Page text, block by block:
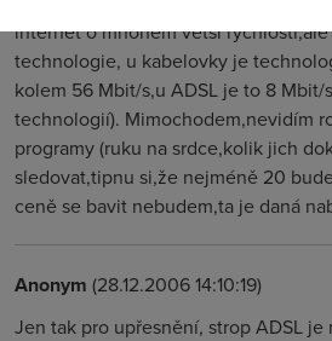
internet o mnohem větší
technologie, u kabelovky je
kolem 56 Mbit/s,u ADSL je to 8 Mbit/
technologií). Mimochodem,nevidím
programy (ruku na srdce,kolik jich
sledovat,tipnu si,že nejméně 20
ceně se bavit nebudem,ta je daná
Anonym (28.12.2006 14:10:19)
Jen tak pro upřesnění, strop ADSL